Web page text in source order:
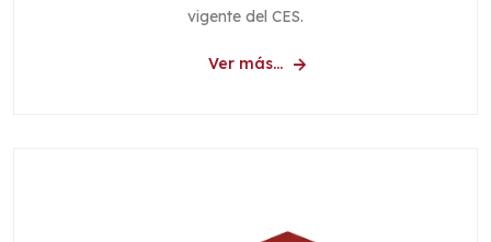
vigente del CES.
Ver más...